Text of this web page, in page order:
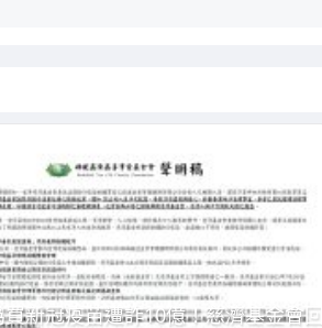
買新冠疫苗遭詐10億！慈濟基金會回